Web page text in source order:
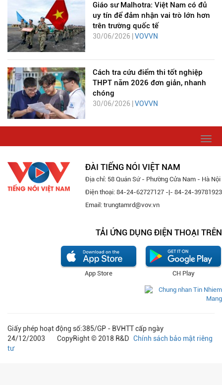
Giáo sư Malhotra: Việt Nam có đủ
uy tín để đảm nhận vai trò lớn hơn
trên trường quốc tế
30/06/2026 | VOVVN
Cách tra cứu điểm thi tốt nghiệp
THPT năm 2026 đơn giản, nhanh
chóng
30/06/2026 | VOVVN
ĐÀI TIẾNG NÓI VIỆT NAM
Địa chỉ: 58 Quán Sứ - Phường Cửa Nam - Hà Nội
Điện thoại: 84-24-62727127 -|- 84-24-39781923
Email: trungtamrd@vov.vn
TẢI ỨNG DỤNG ĐIỆN THOẠI TRÊN
CH Play
App Store
Giấy phép hoạt động số:385/GP - BVHTT cấp ngày
24/12/2003 CopyRight © 2018 R&D Chính sách bảo mật riêng
tư